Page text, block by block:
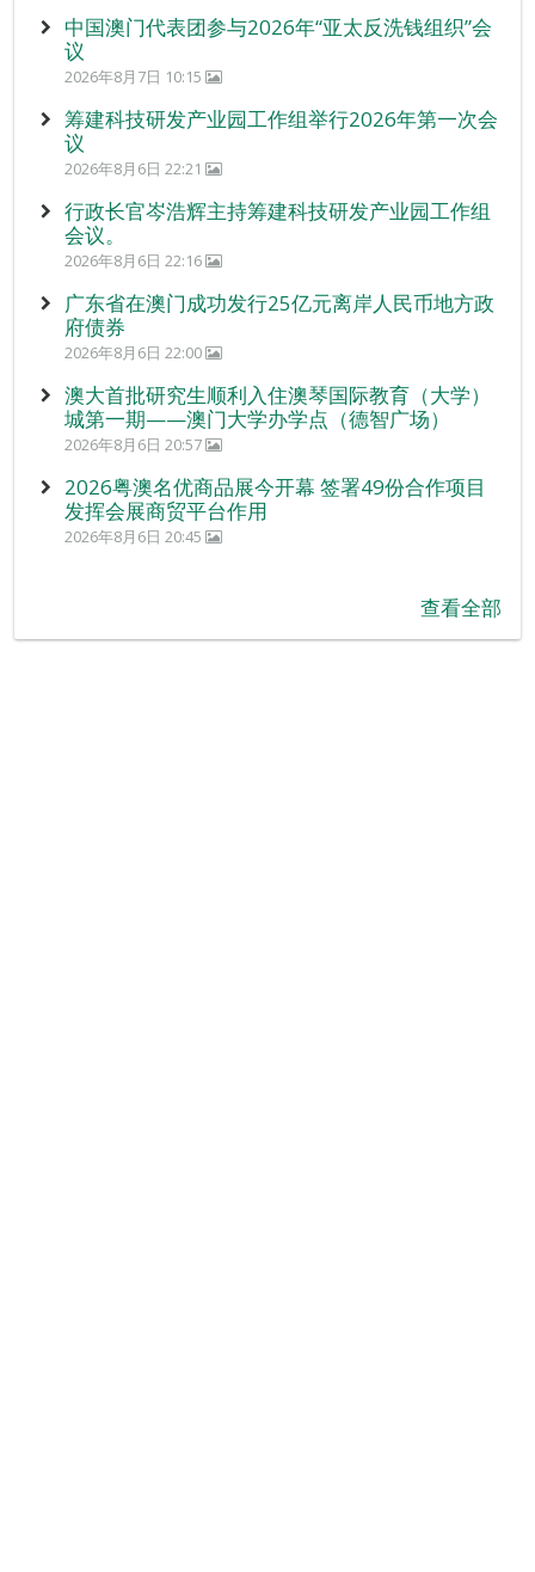
中国澳门代表团参与2026年“亚太反洗钱组织”会
议
2026年8月7日 10:15
筹建科技研发产业园工作组举行2026年第一次会
议
2026年8月6日 22:21
行政长官岑浩辉主持筹建科技研发产业园工作组
会议。
2026年8月6日 22:16
广东省在澳门成功发行25亿元离岸人民币地方政
府债券
2026年8月6日 22:00
澳大首批研究生顺利入住澳琴国际教育（大学）
城第一期——澳门大学办学点（德智广场）
2026年8月6日 20:57
2026粤澳名优商品展今开幕 签署49份合作项目
发挥会展商贸平台作用
2026年8月6日 20:45
查看全部